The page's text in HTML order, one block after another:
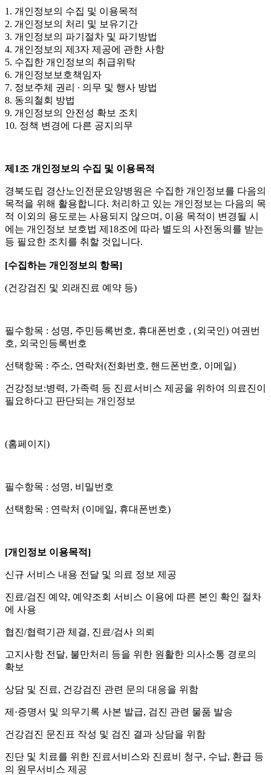
1. 개인정보의 수집 및 이용목적
2. 개인정보의 처리 및 보유기간
3. 개인정보의 파기절차 및 파기방법
4. 개인정보의 제3자 제공에 관한 사항
5. 수집한 개인정보의 취급위탁
6. 개인정보보호책임자
7. 정보주체 권리 ∙ 의무 및 행사 방법
8. 동의철회 방법
9. 개인정보의 안전성 확보 조치
10. 정책 변경에 다른 공지의무
제1조 개인정보의 수집 및 이용목적
경북도립 경산노인전문요양병원은 수집한 개인정보를 다음의
목적을 위해 활용합니다. 처리하고 있는 개인정보는 다음의 목
적 이외의 용도로는 사용되지 않으며, 이용 목적이 변경될 시
에는 개인정보 보호법 제18조에 따라 별도의 사전동의를 받는
등 필요한 조치를 취할 것입니다.
[수집하는 개인정보의 항목]
(건강검진 및 외래진료 예약 등)
필수항목 : 성명, 주민등록번호, 휴대폰번호 , (외국인) 여권번
호, 외국인등록번호
선택항목 : 주소, 연락처(전화번호, 핸드폰번호, 이메일)
건강정보 :병력, 가족력 등 진료서비스 제공을 위하여 의료진이
필요하다고 판단되는 개인정보
(홈페이지 )
필수항목 : 성명, 비밀번호
선택항목 : 연락처 (이메일, 휴대폰번호)
[개인정보 이용목적]
신규 서비스 내용 전달 및 의료 정보 제공
진료/검진 예약, 예약조회 서비스 이용에 따른 본인 확인 절차
에 사용
협진/협력기관 체결, 진료/검사 의뢰
고지사항 전달, 불만처리 등을 위한 원활한 의사소통 경로의
확보
상담 및 진료, 건강검진 관련 문의 대응을 위함
제 ·증명서 및 의무기록 사본 발급, 검진 관련 물품 발송
건강검진 문진표 작성 및 검진 결과 상담을 위함
진단 및 치료를 위한 진료서비스와 진료비 청구, 수납, 환급 등
의 원무서비스 제공